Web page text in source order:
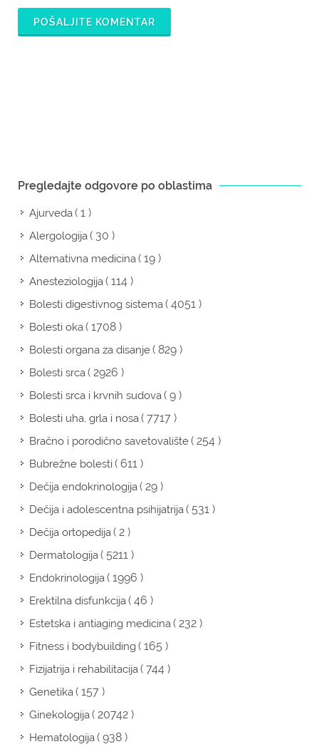
POŠALJITE KOMENTAR
Pregledajte odgovore po oblastima
Ajurveda( 1 )
Alergologija( 30 )
Alternativna medicina( 19 )
Anesteziologija( 114 )
Bolesti digestivnog sistema( 4051 )
Bolesti oka( 1708 )
Bolesti organa za disanje( 829 )
Bolesti srca( 2926 )
Bolesti srca i krvnih sudova( 9 )
Bolesti uha, grla i nosa( 7717 )
Bračno i porodično savetovalište( 254 )
Bubrežne bolesti( 611 )
Dečija endokrinologija( 29 )
Dečija i adolescentna psihijatrija( 531 )
Dečija ortopedija( 2 )
Dermatologija( 5211 )
Endokrinologija( 1996 )
Erektilna disfunkcija( 46 )
Estetska i antiaging medicina( 232 )
Fitness i bodybuilding( 165 )
Fizijatrija i rehabilitacija( 744 )
Genetika( 157 )
Ginekologija( 20742 )
Hematologija( 938 )